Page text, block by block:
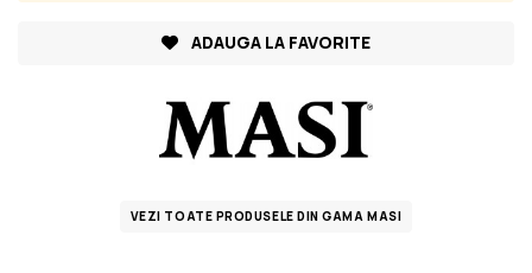
ADAUGA LA FAVORITE
VEZI TOATE PRODUSELE DIN GAMA MASI